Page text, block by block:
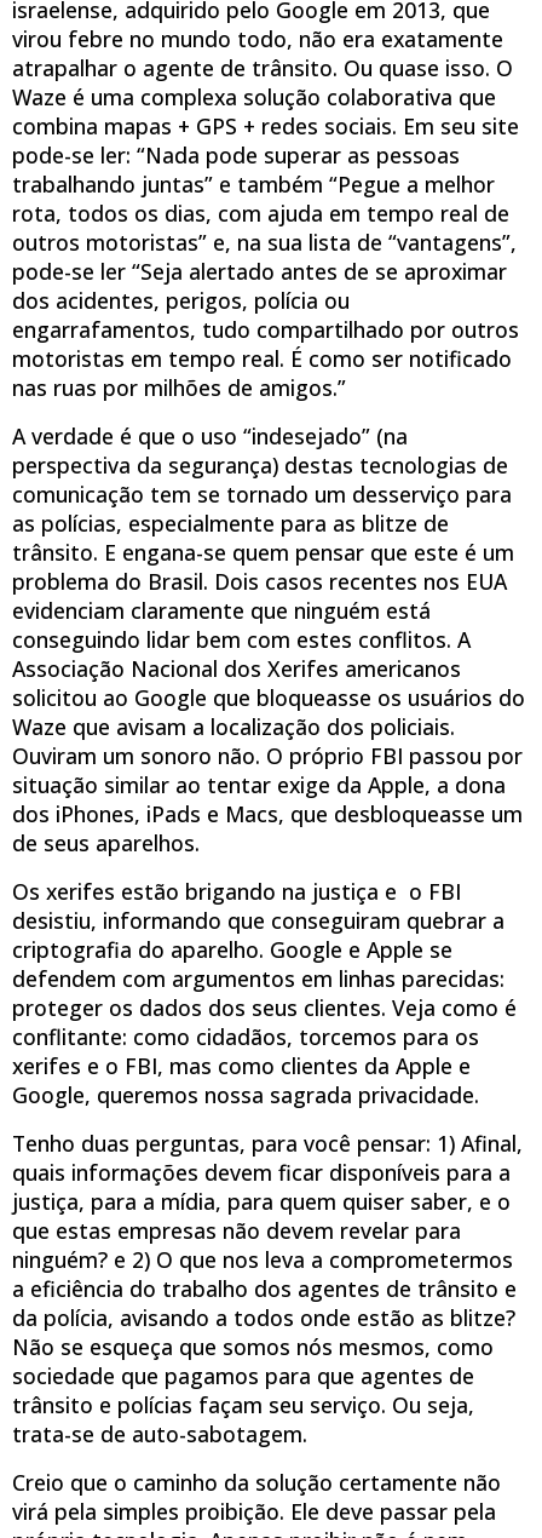
israelense, adquirido pelo Google em 2013, que
virou febre no mundo todo, não era exatamente
atrapalhar o agente de trânsito. Ou quase isso. O
Waze é uma complexa solução colaborativa que
combina mapas + GPS + redes sociais. Em seu site
pode-se ler: “Nada pode superar as pessoas
trabalhando juntas” e também “Pegue a melhor
rota, todos os dias, com ajuda em tempo real de
outros motoristas” e, na sua lista de “vantagens”,
pode-se ler “Seja alertado antes de se aproximar
dos acidentes, perigos, polícia ou
engarrafamentos, tudo compartilhado por outros
motoristas em tempo real. É como ser notificado
nas ruas por milhões de amigos.”
A verdade é que o uso “indesejado” (na
perspectiva da segurança) destas tecnologias de
comunicação tem se tornado um desserviço para
as polícias, especialmente para as blitze de
trânsito. E engana-se quem pensar que este é um
problema do Brasil. Dois casos recentes nos EUA
evidenciam claramente que ninguém está
conseguindo lidar bem com estes conflitos. A
Associação Nacional dos Xerifes americanos
solicitou ao Google que bloqueasse os usuários do
Waze que avisam a localização dos policiais.
Ouviram um sonoro não. O próprio FBI passou por
situação similar ao tentar exige da Apple, a dona
dos iPhones, iPads e Macs, que desbloqueasse um
de seus aparelhos.
Os xerifes estão brigando na justiça e o FBI
desistiu, informando que conseguiram quebrar a
criptografia do aparelho. Google e Apple se
defendem com argumentos em linhas parecidas:
proteger os dados dos seus clientes. Veja como é
conflitante: como cidadãos, torcemos para os
xerifes e o FBI, mas como clientes da Apple e
Google, queremos nossa sagrada privacidade.
Tenho duas perguntas, para você pensar: 1) Afinal,
quais informações devem ficar disponíveis para a
justiça, para a mídia, para quem quiser saber, e o
que estas empresas não devem revelar para
ninguém? e 2) O que nos leva a comprometermos
a eficiência do trabalho dos agentes de trânsito e
da polícia, avisando a todos onde estão as blitze?
Não se esqueça que somos nós mesmos, como
sociedade que pagamos para que agentes de
trânsito e polícias façam seu serviço. Ou seja,
trata-se de auto-sabotagem.
Creio que o caminho da solução certamente não
virá pela simples proibição. Ele deve passar pela